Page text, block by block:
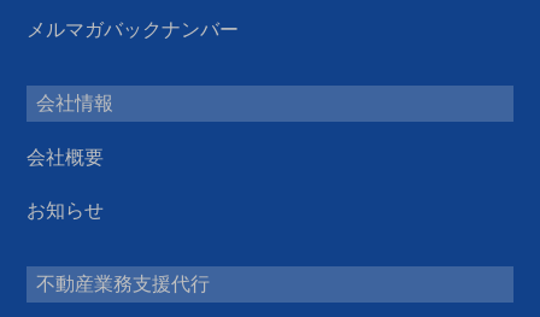
メルマガバックナンバー
会社情報
会社概要
お知らせ
不動産業務支援代行